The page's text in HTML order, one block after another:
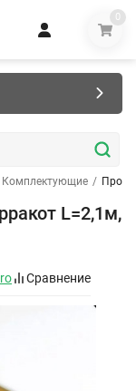
0
Комплектующие /
L=2,1м,
Сравнение